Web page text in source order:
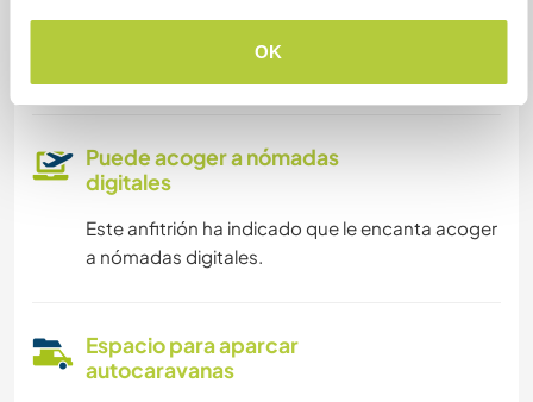
OK
Puede acoger a nómadas
digitales
Este anfitrión ha indicado que le encanta acoger
a nómadas digitales.
Espacio para aparcar
autocaravanas